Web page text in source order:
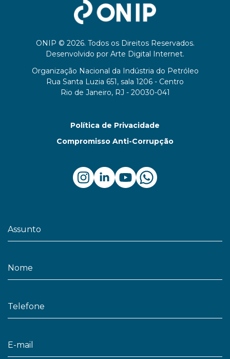
ONIP © 2026. Todos os Direitos Reservados.
Desenvolvido por Arte Digital Internet.
Organização Nacional da Indústria do Petróleo
Rua Santa Luzia 651, sala 1206 - Centro
Rio de Janeiro, RJ - 20030-041
Política de Privacidade
Compromisso Anti-Corrupção